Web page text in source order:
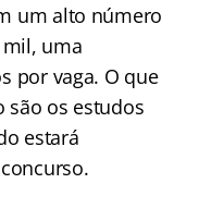
um alto número
uma
por vaga. O que
são os estudos
estará